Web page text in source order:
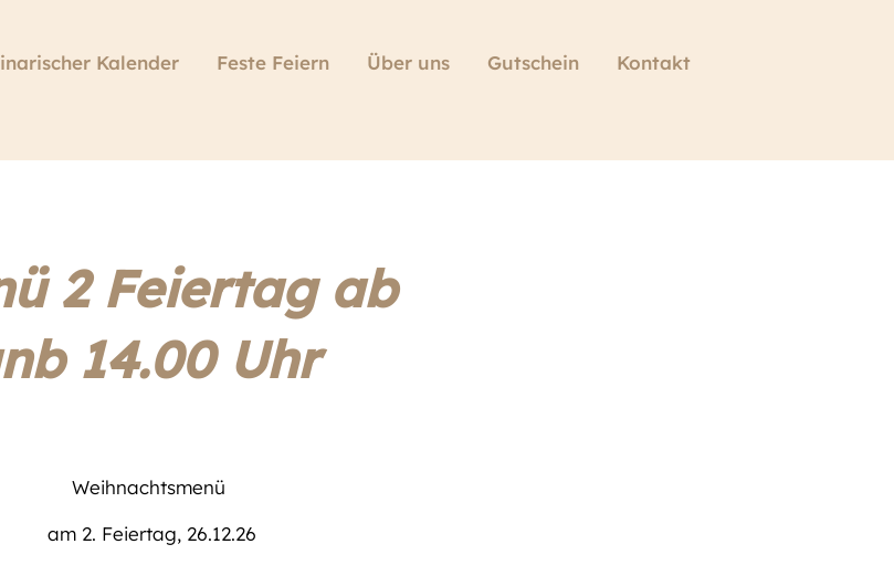
Kalender Feste Feiern Über uns Gutschein Kontakt
2 Feiertag ab
14.00 Uhr
Weihnachtsmenü
am 2. Feiertag, 26.12.26